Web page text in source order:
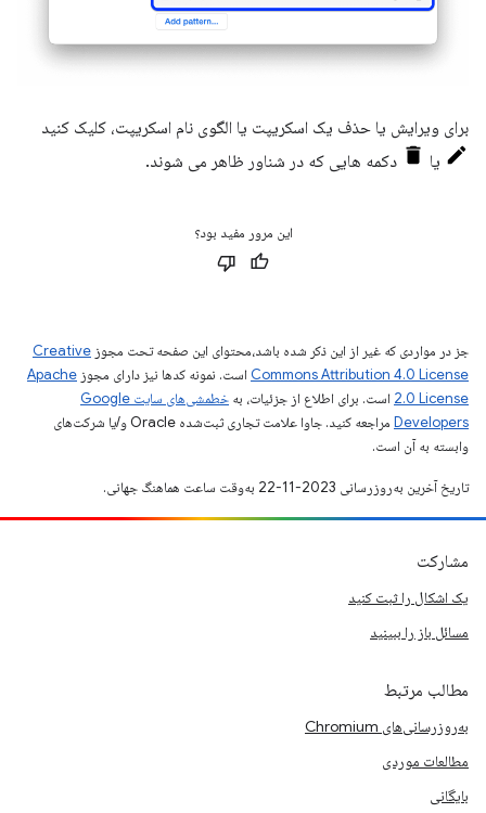
برای ویرایش یا حذف یک اسکریپت یا الگوی نام اسکریپت، کلیک کنید
یا
دکمه هایی که در شناور ظاهر می شوند.
این مرور مفید بود؟
جز در مواردی که غیر از این ذکر شده باشد،‌محتوای این صفحه تحت مجوز Creative
Commons Attribution 4.0 License است. نمونه کدها نیز دارای مجوز Apache
2.0 License است. برای اطلاع از جزئیات، به
خطمشی‌های سایت Google
Developers‏
مراجعه کنید. جاوا علامت تجاری ثبت‌شده Oracle و/یا شرکت‌های
وابسته به آن است.
تاریخ آخرین به‌روزرسانی 2023-11-22 به‌وقت ساعت هماهنگ جهانی.
مشارکت
یک اشکال را ثبت کنید
مسائل باز را ببینید
مطالب مرتبط
به‌روزرسانی‌های Chromium
مطالعات موردی
بایگانی